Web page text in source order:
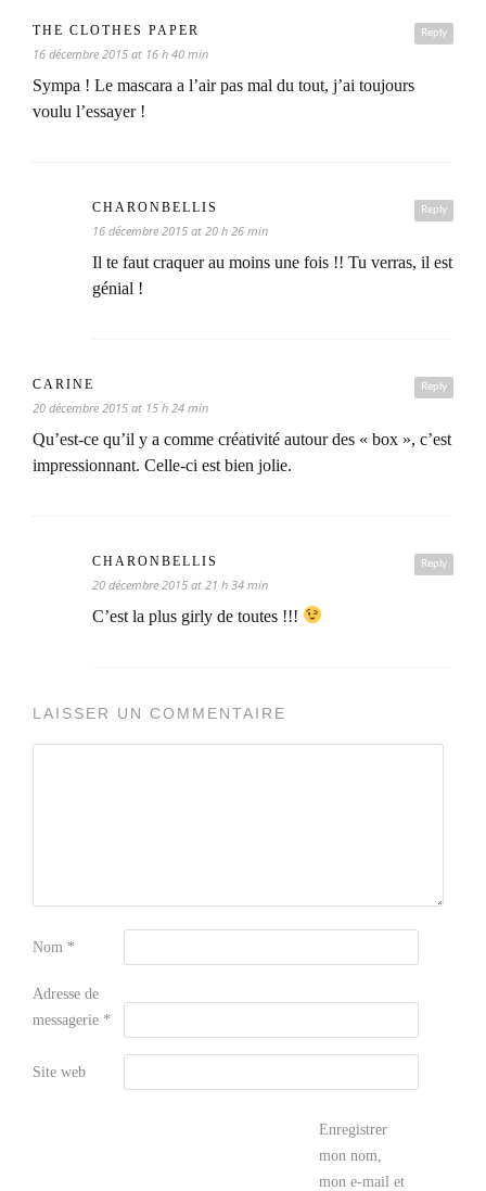
Reply
THE CLOTHES PAPER
16 décembre 2015 at 16 h 40 min
Sympa ! Le mascara a l’air pas mal du tout, j’ai toujours
voulu l’essayer !
Reply
CHARONBELLIS
16 décembre 2015 at 20 h 26 min
Il te faut craquer au moins une fois !! Tu verras, il est
génial !
Reply
CARINE
20 décembre 2015 at 15 h 24 min
Qu’est-ce qu’il y a comme créativité autour des « box », c’est
impressionnant. Celle-ci est bien jolie.
Reply
CHARONBELLIS
20 décembre 2015 at 21 h 34 min
C’est la plus girly de toutes !!!
LAISSER UN COMMENTAIRE
Nom *
Adresse de
messagerie *
Site web
Enregistrer
mon nom,
mon e-mail et